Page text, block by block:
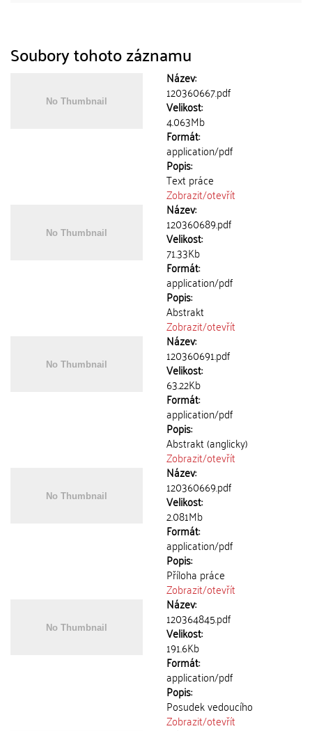
Soubory tohoto záznamu
Název:
120360667.pdf
Velikost:
4.063Mb
Formát:
application/pdf
Popis:
Text práce
Zobrazit/otevřít
Název:
120360689.pdf
Velikost:
71.33Kb
Formát:
application/pdf
Popis:
Abstrakt
Zobrazit/otevřít
Název:
120360691.pdf
Velikost:
63.22Kb
Formát:
application/pdf
Popis:
Abstrakt (anglicky)
Zobrazit/otevřít
Název:
120360669.pdf
Velikost:
2.081Mb
Formát:
application/pdf
Popis:
Příloha práce
Zobrazit/otevřít
Název:
120364845.pdf
Velikost:
191.6Kb
Formát:
application/pdf
Popis:
Posudek vedoucího
Zobrazit/otevřít